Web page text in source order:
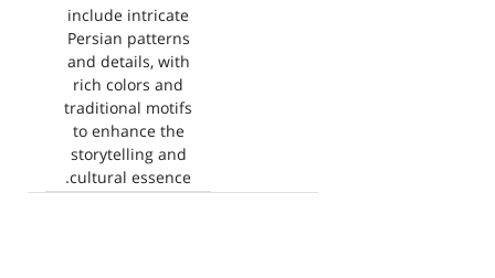
include intricate
Persian patterns
and details, with
rich colors and
traditional motifs
to enhance the
storytelling and
cultural essence.